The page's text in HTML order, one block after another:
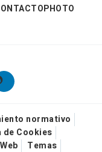
normativo
Cookies
Temas